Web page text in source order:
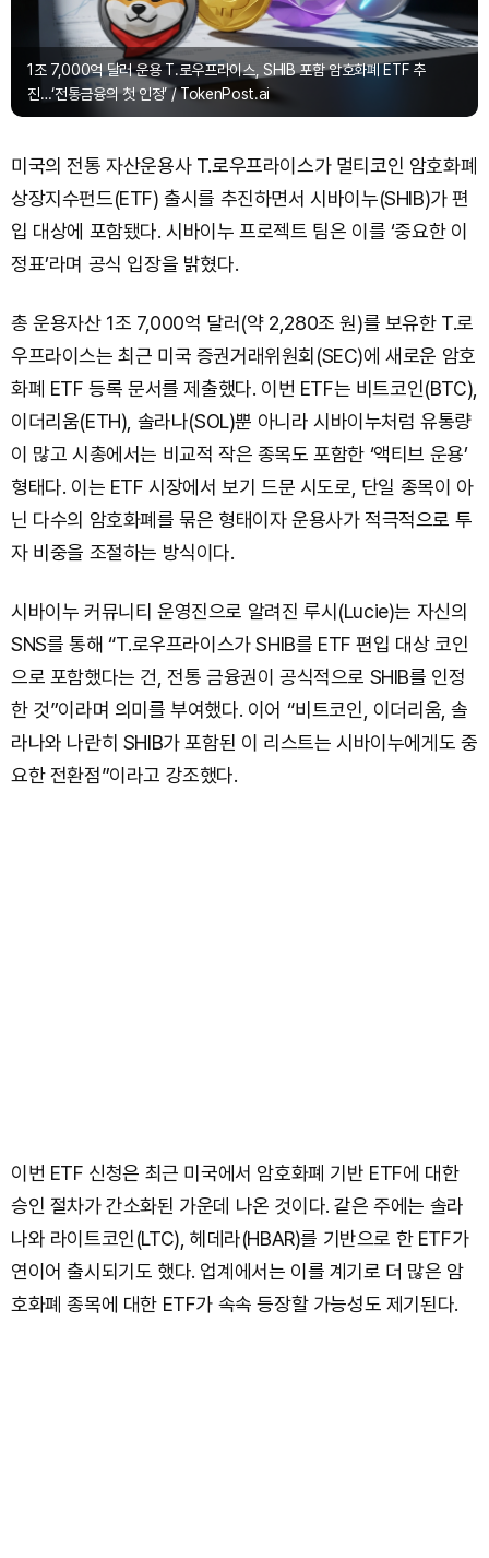
1조 7,000억 달러 운용 T.로우프라이스, SHIB 포함 암호화폐 ETF 추
진…‘전통금융의 첫 인정’ / TokenPost.ai
미국의 전통 자산운용사 T.로우프라이스가 멀티코인 암호화폐
상장지수펀드(ETF) 출시를 추진하면서 시바이누(SHIB)가 편
입 대상에 포함됐다. 시바이누 프로젝트 팀은 이를 ‘중요한 이
정표’라며 공식 입장을 밝혔다.
총 운용자산 1조 7,000억 달러(약 2,280조 원)를 보유한 T.로
우프라이스는 최근 미국 증권거래위원회(SEC)에 새로운 암호
화폐 ETF 등록 문서를 제출했다. 이번 ETF는 비트코인(BTC),
이더리움(ETH), 솔라나(SOL)뿐 아니라 시바이누처럼 유통량
이 많고 시총에서는 비교적 작은 종목도 포함한 ‘액티브 운용’
형태다. 이는 ETF 시장에서 보기 드문 시도로, 단일 종목이 아
닌 다수의 암호화폐를 묶은 형태이자 운용사가 적극적으로 투
자 비중을 조절하는 방식이다.
시바이누 커뮤니티 운영진으로 알려진 루시(Lucie)는 자신의
SNS를 통해 “T.로우프라이스가 SHIB를 ETF 편입 대상 코인
으로 포함했다는 건, 전통 금융권이 공식적으로 SHIB를 인정
한 것”이라며 의미를 부여했다. 이어 “비트코인, 이더리움, 솔
라나와 나란히 SHIB가 포함된 이 리스트는 시바이누에게도 중
요한 전환점”이라고 강조했다.
이번 ETF 신청은 최근 미국에서 암호화폐 기반 ETF에 대한
승인 절차가 간소화된 가운데 나온 것이다. 같은 주에는 솔라
나와 라이트코인(LTC), 헤데라(HBAR)를 기반으로 한 ETF가
연이어 출시되기도 했다. 업계에서는 이를 계기로 더 많은 암
호화폐 종목에 대한 ETF가 속속 등장할 가능성도 제기된다.